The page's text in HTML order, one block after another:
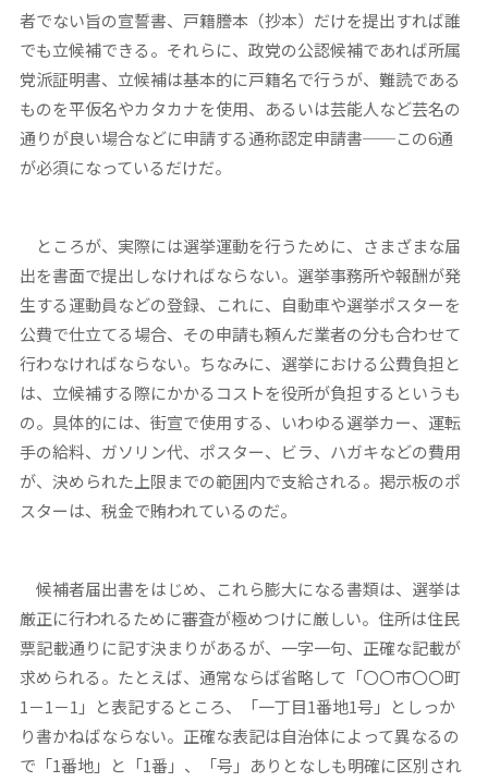
者でない旨の宣誓書、戸籍謄本（抄本）だけを提出すれば誰
でも立候補できる。それらに、政党の公認候補であれば所属
党派証明書、立候補は基本的に戸籍名で行うが、難読である
ものを平仮名やカタカナを使用、あるいは芸能人など芸名の
通りが良い場合などに申請する通称認定申請書──この6通
が必須になっているだけだ。
ところが、実際には選挙運動を行うために、さまざまな届
出を書面で提出しなければならない。選挙事務所や報酬が発
生する運動員などの登録、これに、自動車や選挙ポスターを
公費で仕立てる場合、その申請も頼んだ業者の分も合わせて
行わなければならない。ちなみに、選挙における公費負担と
は、立候補する際にかかるコストを役所が負担するというも
の。具体的には、街宣で使用する、いわゆる選挙カー、運転
手の給料、ガソリン代、ポスター、ビラ、ハガキなどの費用
が、決められた上限までの範囲内で支給される。掲示板のポ
スターは、税金で賄われているのだ。
候補者届出書をはじめ、これら膨大になる書類は、選挙は
厳正に行われるために審査が極めつけに厳しい。住所は住民
票記載通りに記す決まりがあるが、一字一句、正確な記載が
求められる。たとえば、通常ならば省略して「〇〇市〇〇町
1－1－1」と表記するところ、「一丁目1番地1号」としっか
り書かねばならない。正確な表記は自治体によって異なるの
で「1番地」と「1番」、「号」ありとなしも明確に区別され